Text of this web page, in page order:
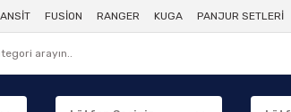
FUSİON RANGER KUGA PANJUR SETLERİ